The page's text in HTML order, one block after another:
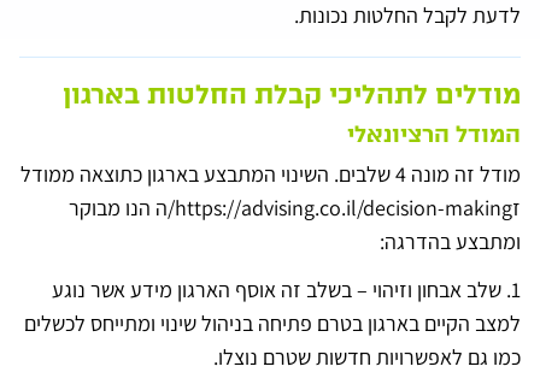
לדעת לקבל החלטות נכונות.
מודלים לתהליכי קבלת החלטות בארגון
המודל הרציונאלי
מודל זה מונה 4 שלבים. השינוי המתבצע בארגון כתוצאה ממודל
זhttps://advising.co.il/decision-making/ה הנו מבוקר
ומתבצע בהדרגה:
1. שלב אבחון וזיהוי – בשלב זה אוסף הארגון מידע אשר נוגע
למצב הקיים בארגון בטרם פתיחה בניהול שינוי ומתייחס לכשלים
כמו גם לאפשרויות חדשות שטרם נוצלו.